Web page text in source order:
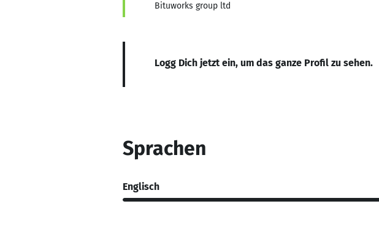
Bituworks group ltd
Logg Dich jetzt ein, um das ganze Profil zu sehen.
Sprachen
Englisch